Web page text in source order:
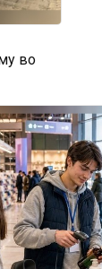
во